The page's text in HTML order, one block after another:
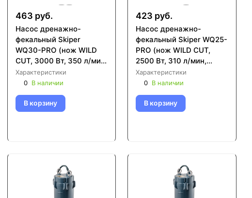
463 руб.
Насос дренажнo-
фекальный Skiper
WQ30-PRO (нож WILD
CUT, 3000 Вт, 350 л/мин,
чугун, попл.выкл)
Характеристики
0 В наличии
В корзину
423 руб.
Насос дренажнo-
фекальный Skiper WQ25-
PRO (нож WILD CUT,
2500 Вт, 310 л/мин,
чугун, попл.выкл)
Характеристики
0 В наличии
В корзину